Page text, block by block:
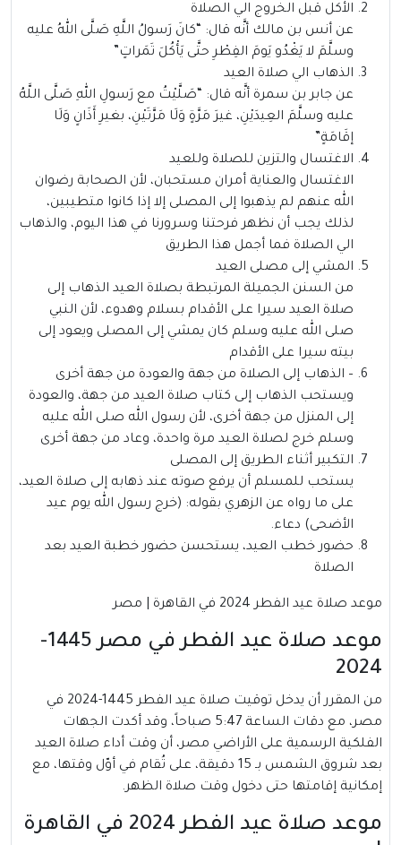
الأكل قبل الخروج الي الصلاة
عن أنس بن مالك أنَّه قال: “كانَ رَسولُ اللَّهِ صَلَّى اللهُ عليه
وسلَّمَ لا يَغْدُو يَومَ الفِطْرِ حتَّى يَأْكُلَ تَمَراتٍ”
الذهاب الي صلاة العيد
عن جابر بن سمرة أنَّه قال: “صَلَّيْتُ مع رَسولِ اللهِ صَلَّى اللَّهُ
عليه وسلَّمَ العِيدَيْنِ، غيرَ مَرَّةٍ وَلَا مَرَّتَيْنِ، بغيرِ أَذَانٍ وَلَا
إقَامَةٍ”
الاغتسال والتزين للصلاة وللعيد
الاغتسال والعناية أمران مستحبان، لأن الصحابة رضوان
الله عنهم لم يذهبوا إلى المصلى إلا إذا كانوا متطيبين،
لذلك يجب أن نظهر فرحتنا وسرورنا في هذا اليوم، والذهاب
الي الصلاة فما أجمل هذا الطريق
المشي إلى مصلى العيد
من السنن الجميلة المرتبطة بصلاة العيد الذهاب إلى
صلاة العيد سيرا على الأقدام بسلام وهدوء، لأن النبي
صلى الله عليه وسلم كان يمشي إلى المصلى ويعود إلى
بيته سيرا على الأقدام
– الذهاب إلى الصلاة من جهة والعودة من جهة أخرى
ويستحب الذهاب إلى كتاب صلاة العيد من جهة، والعودة
إلى المنزل من جهة أخرى، لأن رسول الله صلى الله عليه
وسلم خرج لصلاة العيد مرة واحدة، وعاد من جهة أخرى
التكبير أثناء الطريق إلى المصلى
يستحب للمسلم أن يرفع صوته عند ذهابه إلى صلاة العيد،
على ما رواه عن الزهري بقوله: (خرج رسول الله يوم عيد
الأضحى) دعاء.
حضور خطب العيد، يستحسن حضور خطبة العيد بعد
الصلاة
موعد صلاة عيد الفطر 2024 في القاهرة | مصر
موعد صلاة عيد الفطر في مصر 1445-
2024
من المقرر أن يدخل توقيت صلاة عيد الفطر 1445-2024 في
مصر، مع دقات الساعة 5:47 صباحاً، وقد أكدت الجهات
الفلكية الرسمية على الأراضي مصر، أن وقت أداء صلاة العيد
بعد شروق الشمس بـ 15 دقيقة، على تُقام في أوّل وقتها، مع
إمكانية إقامتها حتى دخول وقت صلاة الظهر.
موعد صلاة عيد الفطر 2024 في القاهرة